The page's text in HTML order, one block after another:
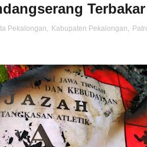
Pekalongan, Kabupaten Pekalongan,